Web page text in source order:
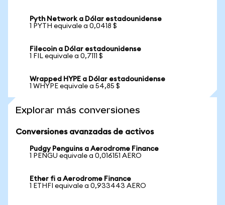
Pyth Network a Dólar estadounidense
1 PYTH equivale a 0,0418 $
Filecoin a Dólar estadounidense
1 FIL equivale a 0,7111 $
Wrapped HYPE a Dólar estadounidense
1 WHYPE equivale a 54,85 $
Explorar más conversiones
Conversiones avanzadas de activos
Pudgy Penguins a Aerodrome Finance
1 PENGU equivale a 0,016151 AERO
Ether fi a Aerodrome Finance
1 ETHFI equivale a 0,933443 AERO